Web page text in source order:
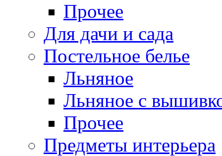
Прочее
Для дачи и сада
Постельное белье
Льняное
Льняное с
Прочее
Предметы интерьера